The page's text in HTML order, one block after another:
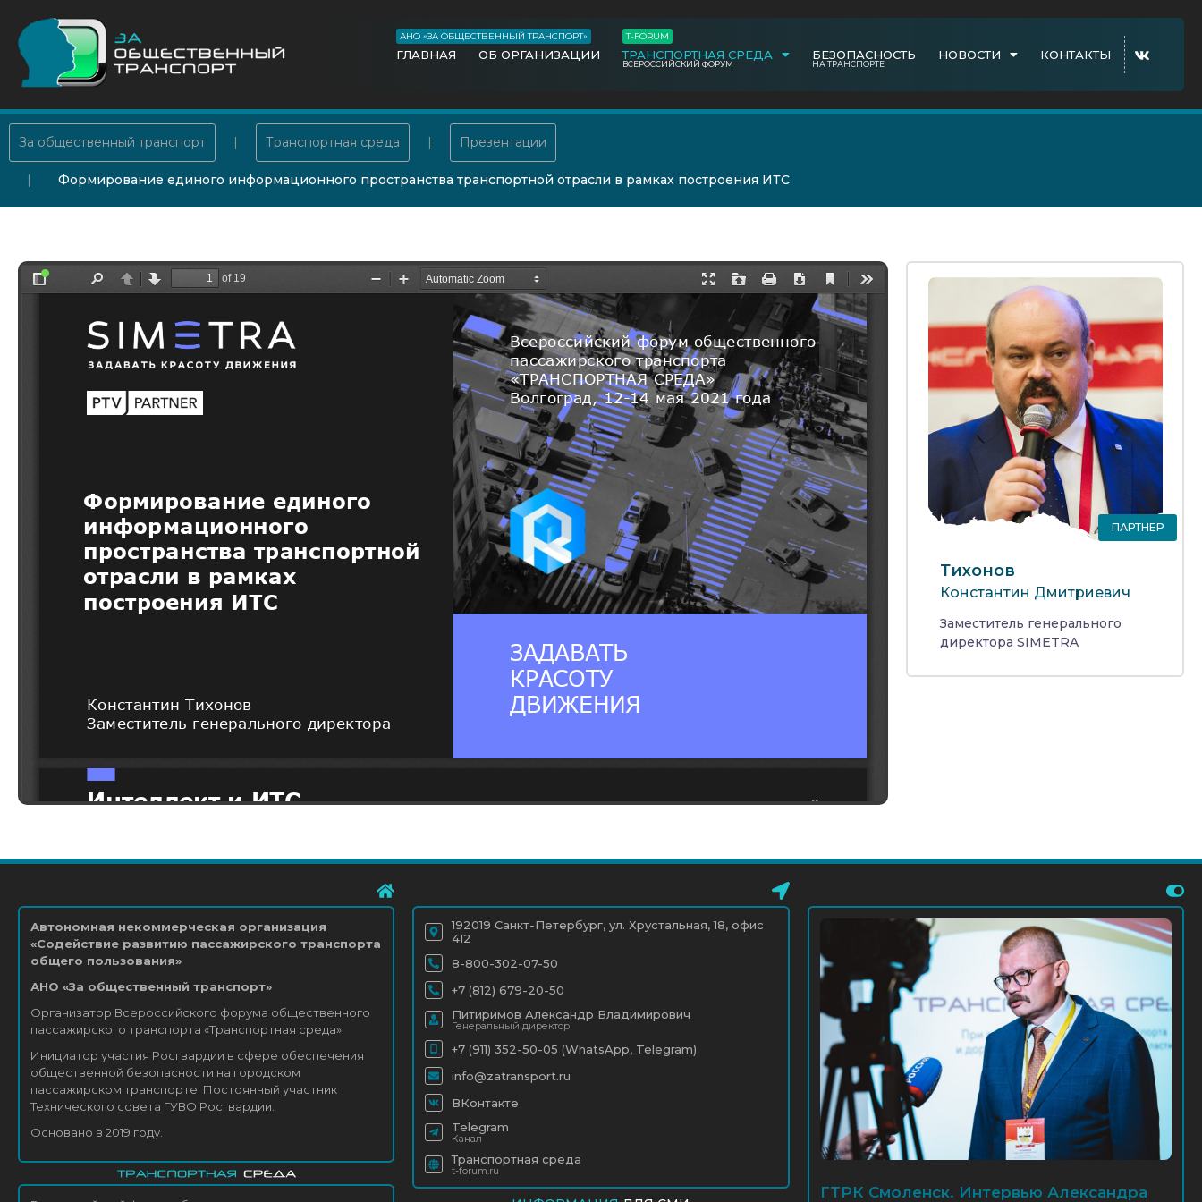
ГЛАВНАЯ
АНО «ЗА ОБЩЕСТВЕННЫЙ ТРАНСПОРТ»
ОБ ОРГАНИЗАЦИИ ТРАНСПОРТНАЯ СРЕДА
ВСЕРОССИЙСКИЙ ФОРУМ
T-FORUM
БЕЗОПАСНОСТЬ
НА ТРАНСПОРТЕ
НОВОСТИ КОНТАКТЫ
За общественный транспорт Транспортная среда Презентации
Формирование единого информационного пространства транспортной отрасли в рамках построения ИТС
ПАРТНЕР
Тихонов
Константин Дмитриевич
Заместитель генерального
директора SIMETRA
Автономная некоммерческая организация
«Содействие развитию пассажирского транспорта
общего пользования»
АНО «За общественный транспорт»
Организатор Всероссийского форума общественного
пассажирского транспорта «Транспортная среда».
Инициатор участия Росгвардии в сфере обеспечения
общественной безопасности на городском
пассажирском транспорте. Постоянный участник
Технического совета ГУВО Росгвардии.
Основано в 2019 году.
192019 Санкт-Петербург, ул. Хрустальная, 18, офис
412
8-800-302-07-50
+7 (812) 679-20-50
Питиримов Александр Владимирович
Генеральный директор
+7 (911) 352-50-05 (WhatsApp, Telegram)
info@zatransport.ru
ВКонтакте
Telegram
Канал
Транспортная среда
t-forum.ru
ГТРК Смоленск. Интервью Александра